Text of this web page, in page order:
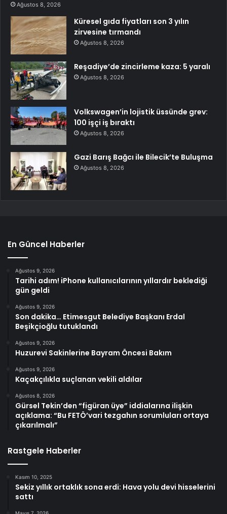
Ağustos 8, 2026
Küresel gıda fiyatları son 3 yılın
zirvesine tırmandı
Ağustos 8, 2026
Reşadiye’de zincirleme kaza: 5 yaralı
Ağustos 8, 2026
Volkswagen’in lojistik üssünde grev:
100 işçi iş bıraktı
Ağustos 8, 2026
Gazi Barış Bağcı ile Bilecik’te Buluşma
Ağustos 8, 2026
En Güncel Haberler
Ağustos 9, 2026
Tarihi adım! iPhone kullanıcılarının yıllardır beklediği
gün geldi
Ağustos 9, 2026
Son dakika… Etimesgut Belediye Başkanı Erdal
Beşikçioğlu tutuklandı
Ağustos 9, 2026
Huzurevi Sakinlerine Bayram Öncesi Bakım
Ağustos 9, 2026
Kaçakçılıkla suçlanan vekili aldılar
Ağustos 8, 2026
Gürsel Tekin’den “figüran üye” iddialarına ilişkin
açıklama: “Bu FETÖ’vari tezgahın sorumluları ortaya
çıkarılmalı”
Rastgele Haberler
Kasım 10, 2025
Sekiz yıllık ortaklık sona erdi: Hava yolu devi hisselerini
sattı